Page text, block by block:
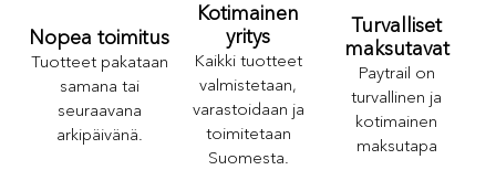
Nopea toimitus
Tuotteet pakataan
samana tai
seuraavana
arkipäivänä.
Kotimainen
yritys
Kaikki tuotteet
valmistetaan,
varastoidaan ja
toimitetaan
Suomesta.
Turvalliset
maksutavat
Paytrail on
turvallinen ja
kotimainen
maksutapa